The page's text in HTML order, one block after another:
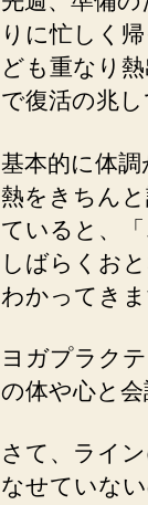
りに忙しく
ども重なり
で復活の兆し
基本的に体
熱をきちん
ていると、
しばらくお
わかってきま
ヨガプラク
の体や心と
さて、ライ
なせていな